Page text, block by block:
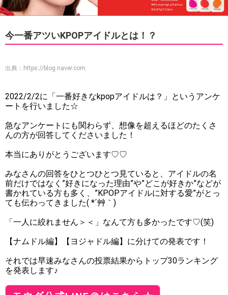
今一番アツいKPOPアイドルとは！？
出典： https://blog.naver.com
2022/2/2に「一番好きなkpopアイドルは？」というアンケ
ートを行いました☆
急なアンケートにも関わらず、想像を超えるほどのたくさ
んの方が回答してくださいました！
本当にありがとうございます♡♡
みなさんの回答をひとつひとつ見ていると、アイドルの名
前だけではなく”好きになった理由”や”どこが好きか”などが
書かれている方も多く、”KPOPアイドルに対する愛”がとっ
ても伝わってきました( *´艸｀)
「一人に絞れません＞＜」なんて方も多かったです♡(笑)
【ナムドル編】【ヨジャドル編】に分けての発表です！
それでは早速みなさんの投票結果からトップ30ランキング
を発表します♪